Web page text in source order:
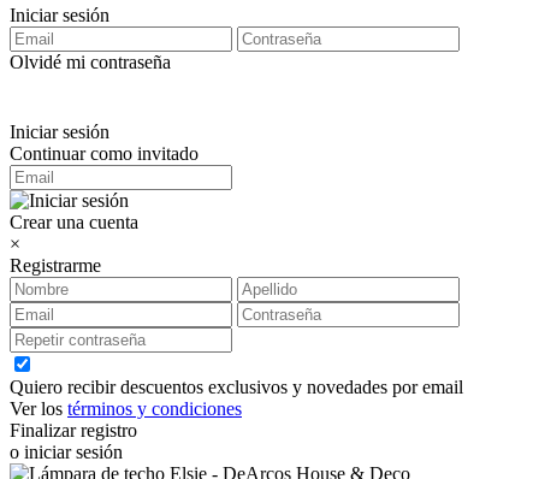
Iniciar sesión
Olvidé mi contraseña
Iniciar sesión
Continuar como invitado
Crear una cuenta
×
Registrarme
Quiero recibir descuentos exclusivos y novedades por email
Ver los términos y condiciones
Finalizar registro
o iniciar sesión